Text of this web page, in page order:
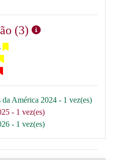
(3)
América 2024 - 1 vez(es)
- 1 vez(es)
- 1 vez(es)